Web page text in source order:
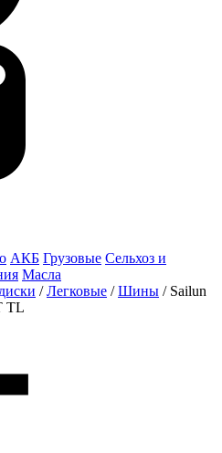
АКБ Грузовые Сельхоз и
Масла
/ Легковые / Шины / Sailun
TL